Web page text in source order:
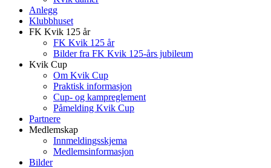
Anlegg
Klubbhuset
FK Kvik 125 år
FK Kvik 125 år
Bilder fra FK Kvik 125-års jubileum
Kvik Cup
Om Kvik Cup
Praktisk informasjon
Cup- og kampreglement
Påmelding Kvik Cup
Partnere
Medlemskap
Innmeldingsskjema
Medlemsinformasjon
Bilder